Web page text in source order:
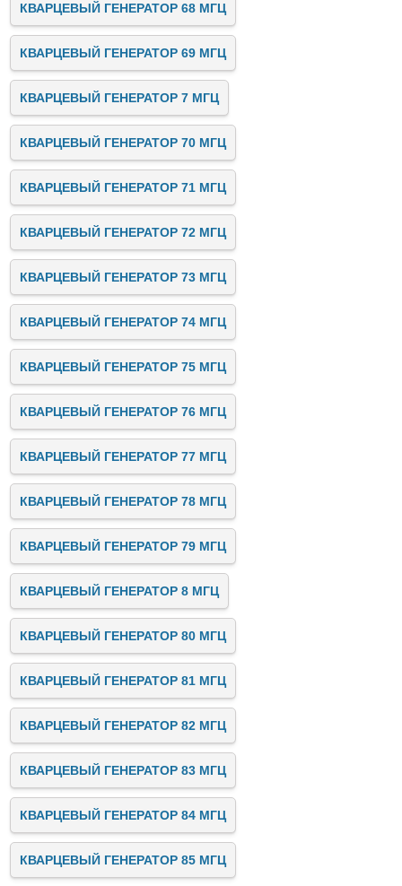
КВАРЦЕВЫЙ ГЕНЕРАТОР 68 МГЦ
КВАРЦЕВЫЙ ГЕНЕРАТОР 69 МГЦ
КВАРЦЕВЫЙ ГЕНЕРАТОР 7 МГЦ
КВАРЦЕВЫЙ ГЕНЕРАТОР 70 МГЦ
КВАРЦЕВЫЙ ГЕНЕРАТОР 71 МГЦ
КВАРЦЕВЫЙ ГЕНЕРАТОР 72 МГЦ
КВАРЦЕВЫЙ ГЕНЕРАТОР 73 МГЦ
КВАРЦЕВЫЙ ГЕНЕРАТОР 74 МГЦ
КВАРЦЕВЫЙ ГЕНЕРАТОР 75 МГЦ
КВАРЦЕВЫЙ ГЕНЕРАТОР 76 МГЦ
КВАРЦЕВЫЙ ГЕНЕРАТОР 77 МГЦ
КВАРЦЕВЫЙ ГЕНЕРАТОР 78 МГЦ
КВАРЦЕВЫЙ ГЕНЕРАТОР 79 МГЦ
КВАРЦЕВЫЙ ГЕНЕРАТОР 8 МГЦ
КВАРЦЕВЫЙ ГЕНЕРАТОР 80 МГЦ
КВАРЦЕВЫЙ ГЕНЕРАТОР 81 МГЦ
КВАРЦЕВЫЙ ГЕНЕРАТОР 82 МГЦ
КВАРЦЕВЫЙ ГЕНЕРАТОР 83 МГЦ
КВАРЦЕВЫЙ ГЕНЕРАТОР 84 МГЦ
КВАРЦЕВЫЙ ГЕНЕРАТОР 85 МГЦ